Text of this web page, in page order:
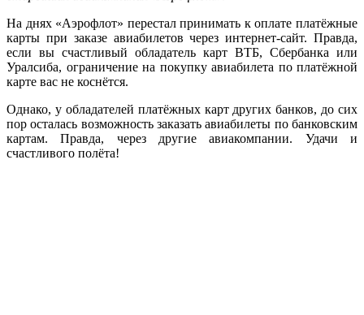
На днях «Аэрофлот» перестал принимать к оплате платёжные
карты при заказе авиабилетов через интернет-сайт. Правда,
если вы счастливый обладатель карт ВТБ, Сбербанка или
Уралсиба, ограничение на покупку авиабилета по платёжной
карте вас не коснётся.
Однако, у обладателей платёжных карт других банков, до сих
пор осталась возможность заказать авиабилеты по банковским
картам. Правда, через другие авиакомпании. Удачи и
счастливого полёта!